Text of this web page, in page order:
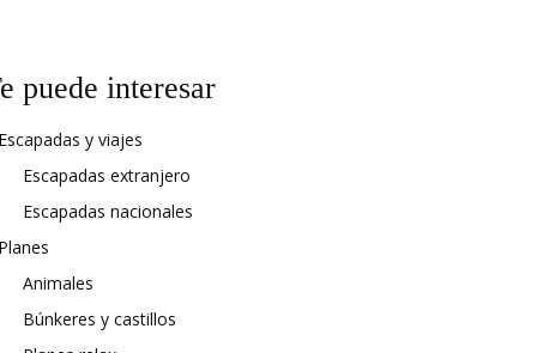
puede interesar
y viajes
Escapadas extranjero
Escapadas nacionales
Animales
Búnkeres y castillos